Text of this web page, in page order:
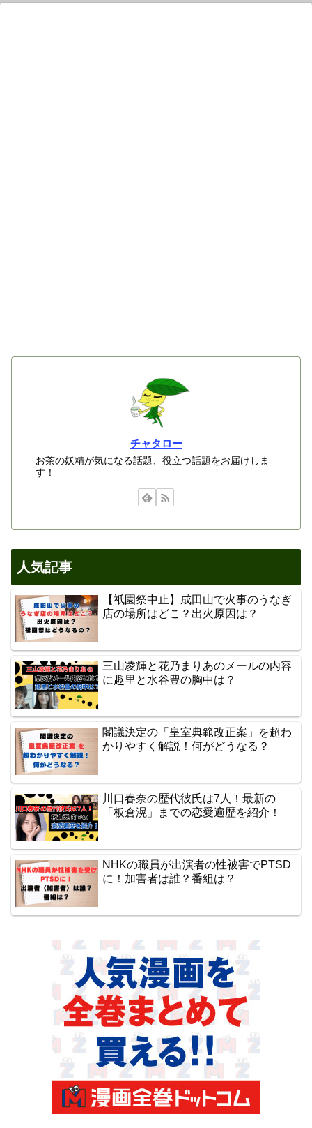
チャタロー
お茶の妖精が気になる話題、役立つ話題をお届けしま
す！
人気記事
【祇園祭中止】成田山で火事のうなぎ
店の場所はどこ？出火原因は？
三山凌輝と花乃まりあのメールの内容
に趣里と水谷豊の胸中は？
閣議決定の「皇室典範改正案」を超わ
かりやすく解説！何がどうなる？
川口春奈の歴代彼氏は7人！最新の
「板倉滉」までの恋愛遍歴を紹介！
NHKの職員が出演者の性被害でPTSD
に！加害者は誰？番組は？